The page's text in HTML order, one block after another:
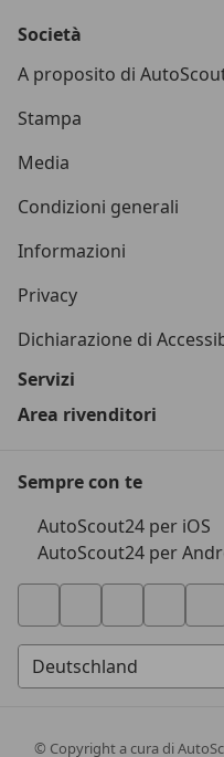
Società
A proposito di
Stampa
Media
Condizioni generali
Informazioni
Privacy
Dichiarazione di
Servizi
Area rivenditori
Sempre con te
AutoScout24 per iOS
AutoScout24 per
© Copyrighta cura di